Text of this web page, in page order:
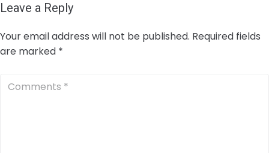
Leave a Reply
Your email address will not be published. Required fields
are marked *